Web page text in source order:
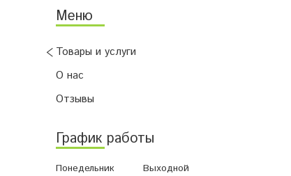
Товары и услуги
О нас
Отзывы
График работы
Понедельник
Выходной